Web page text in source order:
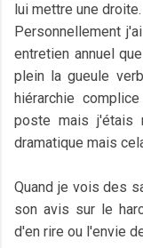
lui mettre une droite.
Personnellement
entretien annuel
plein la gueule
hiérarchie
poste mais j'étais
dramatique mais
Quand je vois des
son avis sur le
d'en rire ou l'envie